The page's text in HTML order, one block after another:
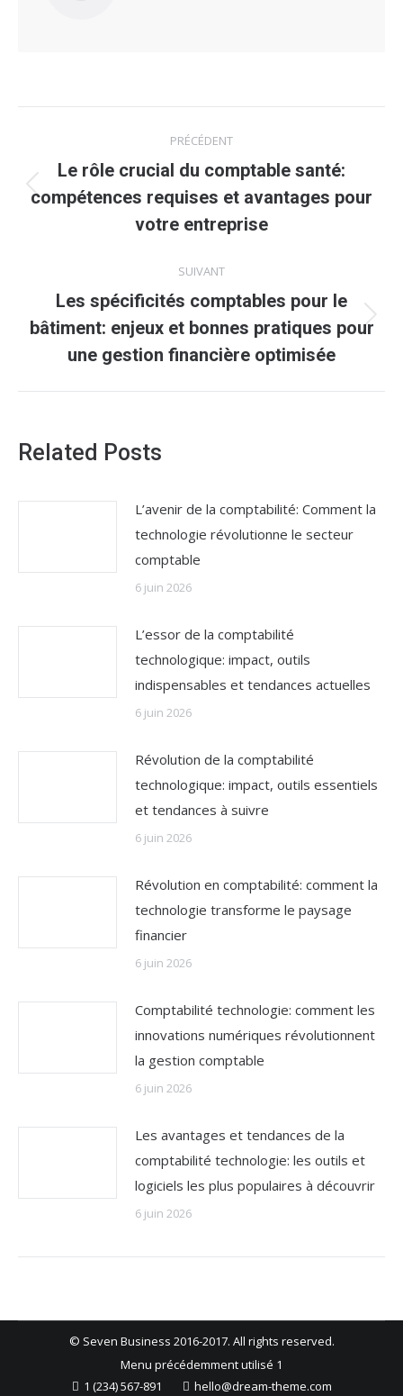
article
PRÉCÉDENT
Article
précédent
Le rôle crucial du comptable santé:
compétences requises et avantages pour
votre entreprise
SUIVANT
Article
suivant
Les spécificités comptables pour le
bâtiment: enjeux et bonnes pratiques pour
une gestion financière optimisée
Related Posts
L’avenir de la comptabilité: Comment la
technologie révolutionne le secteur
comptable
6 juin 2026
L’essor de la comptabilité
technologique: impact, outils
indispensables et tendances actuelles
6 juin 2026
Révolution de la comptabilité
technologique: impact, outils essentiels
et tendances à suivre
6 juin 2026
Révolution en comptabilité: comment la
technologie transforme le paysage
financier
6 juin 2026
Comptabilité technologie: comment les
innovations numériques révolutionnent
la gestion comptable
6 juin 2026
Les avantages et tendances de la
comptabilité technologie: les outils et
logiciels les plus populaires à découvrir
6 juin 2026
© Seven Business 2016-2017. All rights reserved.
Menu précédemment utilisé 1
1 (234) 567-891
hello@dream-theme.com